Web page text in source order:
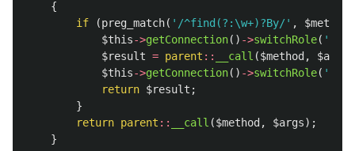
{
if
(preg_match( '/^find(?:\w+)?By/' , $method
$this->getConnection() ->switchRole(
$result = parent :: __call ($method , $args
$this->getConnection() ->switchRole(
return $result ;
}
return parent :: __call ($method , $args);
}